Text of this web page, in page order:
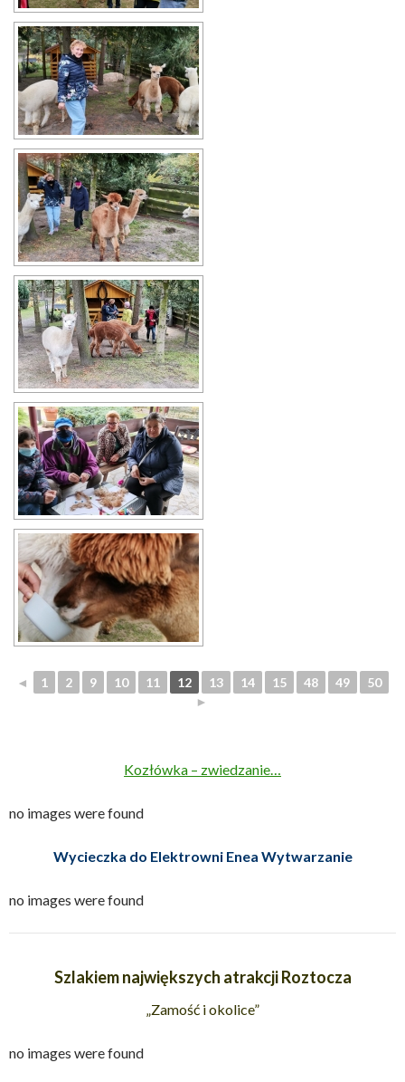
◄ 1 2 9 10 11 12 13 14 15 48 49
50
►
Kozłówka – zwiedzanie…
no images were found
Wycieczka do Elektrowni Enea Wytwarzanie
no images were found
Szlakiem największych atrakcji Roztocza
„Zamość i okolice”
no images were found